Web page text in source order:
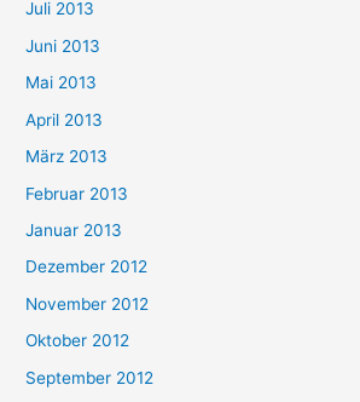
Juli 2013
Juni 2013
Mai 2013
April 2013
März 2013
Februar 2013
Januar 2013
Dezember 2012
November 2012
Oktober 2012
September 2012